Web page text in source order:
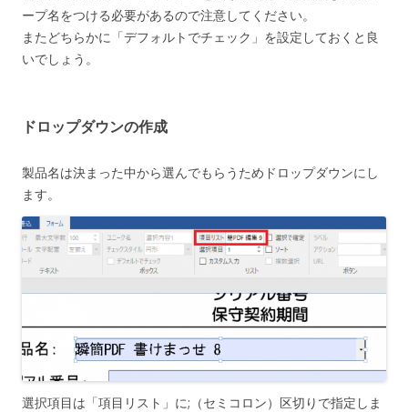
ープ名をつける必要があるので注意してください。
またどちらかに「デフォルトでチェック」を設定しておくと良
いでしょう。
ドロップダウンの作成
製品名は決まった中から選んでもらうためドロップダウンにし
ます。
選択項目は「項目リスト」に;（セミコロン）区切りで指定しま